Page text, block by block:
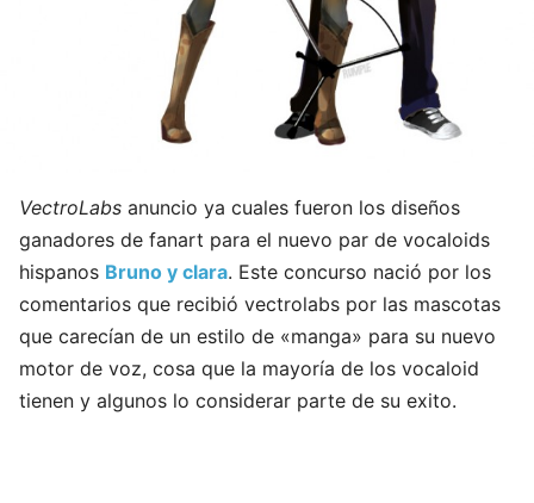
VectroLabs anuncio ya cuales fueron los diseños
ganadores de fanart para el nuevo par de vocaloids
hispanos Bruno y clara. Este concurso nació por los
comentarios que recibió vectrolabs por las mascotas
que carecían de un estilo de «manga» para su nuevo
motor de voz, cosa que la mayoría de los vocaloid
tienen y algunos lo considerar parte de su exito.